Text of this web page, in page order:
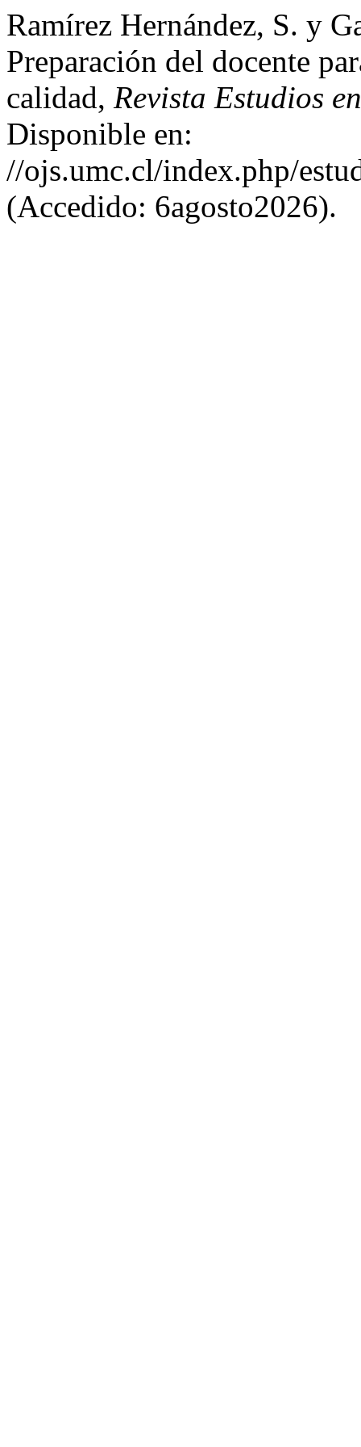
Ramírez Hernández, S. y
Preparación del docente
calidad, Revista Estudios
Disponible en:
//ojs.umc.cl/index.php/
(Accedido: 6agosto2026).